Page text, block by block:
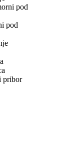
pod
pod
pribor